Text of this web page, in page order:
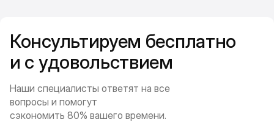
Консультируем бесплатно
и с удовольствием
Наши специалисты ответят на все
вопросы и помогут
сэкономить 80% вашего времени.